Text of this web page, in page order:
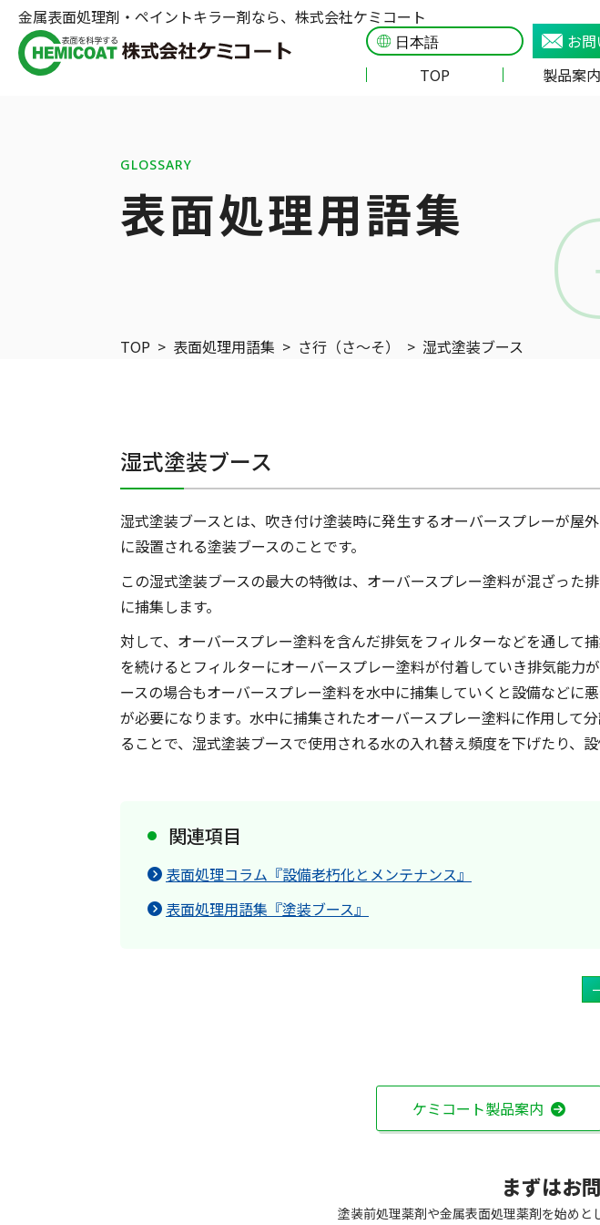
金属表面処理剤・ペイントキラー剤なら、株式会社ケミコート
お
TOP
製品案内
GLOSSARY
表面処理用語集
TOP > 表面処理用語集 > さ行（さ〜そ） > 湿式塗装ブース
湿式塗装ブース
湿式塗装ブースとは、吹き付け塗装時に発生するオーバースプレーが屋
に設置される塗装ブースのことです。
この湿式塗装ブースの最大の特徴は、オーバースプレー塗料が混ざっ
に捕集します。
対して、オーバースプレー塗料を含んだ排気をフィルターなどを通して
を続けるとフィルターにオーバースプレー塗料が付着していき排気能
ースの場合もオーバースプレー塗料を水中に捕集していくと設備などに
が必要になります。水中に捕集されたオーバースプレー塗料に作用して
ることで、湿式塗装ブースで使用される水の入れ替え頻度を下げたり、
関連項目
表面処理コラム『設備老朽化とメンテナンス』
表面処理用語集『塗装ブース』
ケミコート製品案内
まずはお
塗装前処理薬剤や金属表面処理薬剤を始め